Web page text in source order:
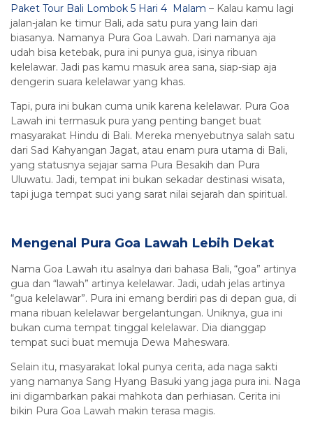
Paket Tour Bali Lombok 5 Hari 4 Malam – Kalau kamu lagi
jalan-jalan ke timur Bali, ada satu pura yang lain dari
biasanya. Namanya Pura Goa Lawah. Dari namanya aja
udah bisa ketebak, pura ini punya gua, isinya ribuan
kelelawar. Jadi pas kamu masuk area sana, siap-siap aja
dengerin suara kelelawar yang khas.
Tapi, pura ini bukan cuma unik karena kelelawar. Pura Goa
Lawah ini termasuk pura yang penting banget buat
masyarakat Hindu di Bali. Mereka menyebutnya salah satu
dari Sad Kahyangan Jagat, atau enam pura utama di Bali,
yang statusnya sejajar sama Pura Besakih dan Pura
Uluwatu. Jadi, tempat ini bukan sekadar destinasi wisata,
tapi juga tempat suci yang sarat nilai sejarah dan spiritual.
Mengenal Pura Goa Lawah Lebih Dekat
Nama Goa Lawah itu asalnya dari bahasa Bali, “goa” artinya
gua dan “lawah” artinya kelelawar. Jadi, udah jelas artinya
“gua kelelawar”. Pura ini emang berdiri pas di depan gua, di
mana ribuan kelelawar bergelantungan. Uniknya, gua ini
bukan cuma tempat tinggal kelelawar. Dia dianggap
tempat suci buat memuja Dewa Maheswara.
Selain itu, masyarakat lokal punya cerita, ada naga sakti
yang namanya Sang Hyang Basuki yang jaga pura ini. Naga
ini digambarkan pakai mahkota dan perhiasan. Cerita ini
bikin Pura Goa Lawah makin terasa magis.